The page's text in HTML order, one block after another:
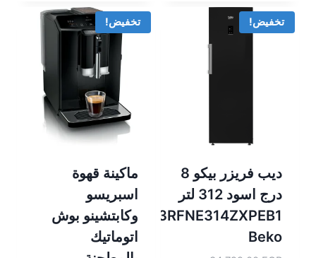
13.499,00 EGP.
تخفيض!
ديب فريزر بيكو 8
درج اسود 312 لتر
B3RFNE314ZXPEB1
Beko
تخفيض!
ماكينة قهوة
اسبريسو
وكابتشينو بوش
اتوماتيك